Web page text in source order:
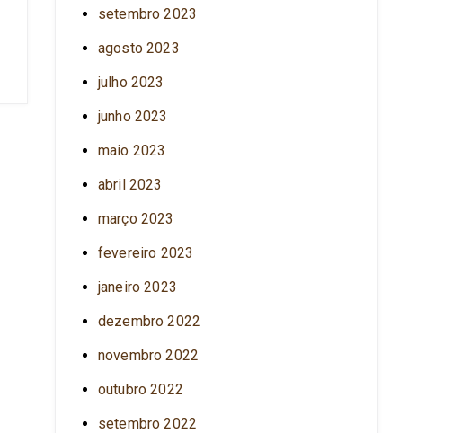
setembro 2023
agosto 2023
julho 2023
junho 2023
maio 2023
abril 2023
março 2023
fevereiro 2023
janeiro 2023
dezembro 2022
novembro 2022
outubro 2022
setembro 2022